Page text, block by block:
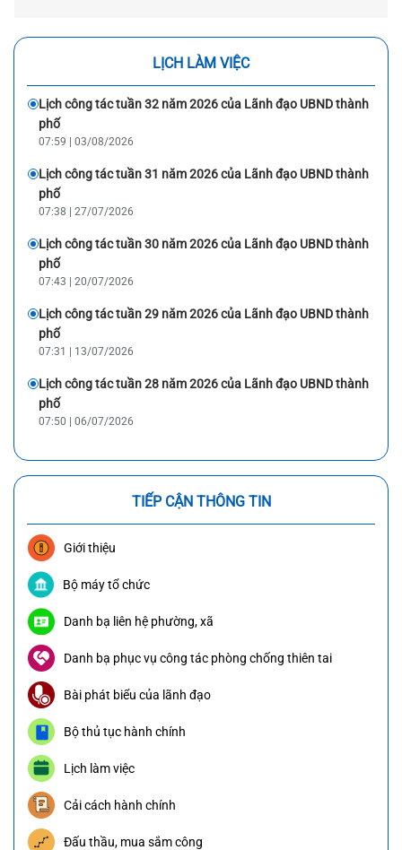
LỊCH LÀM VIỆC
Lịch công tác tuần 32 năm 2026 của Lãnh đạo UBND thành
phố
07:59 | 03/08/2026
Lịch công tác tuần 31 năm 2026 của Lãnh đạo UBND thành
phố
07:38 | 27/07/2026
Lịch công tác tuần 30 năm 2026 của Lãnh đạo UBND thành
phố
07:43 | 20/07/2026
Lịch công tác tuần 29 năm 2026 của Lãnh đạo UBND thành
phố
07:31 | 13/07/2026
Lịch công tác tuần 28 năm 2026 của Lãnh đạo UBND thành
phố
07:50 | 06/07/2026
TIẾP CẬN THÔNG TIN
Giới thiệu
Bộ máy tổ chức
Danh bạ liên hệ phường, xã
Danh bạ phục vụ công tác phòng chống thiên tai
Bài phát biểu của lãnh đạo
Bộ thủ tục hành chính
Lịch làm việc
Cải cách hành chính
Đấu thầu, mua sắm công